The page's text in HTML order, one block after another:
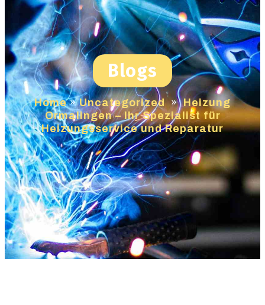
Blogs
Home»Uncategorized » Heizung
Ormalingen – Ihr Spezialist für
Heizungsservice und Reparatur